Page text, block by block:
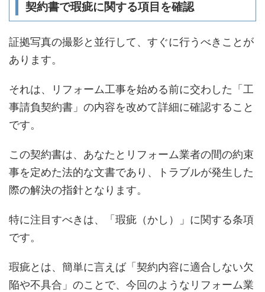
契約書で瑕疵に関する項目を確認
証拠写真の撮影と並行して、すぐに行うべきことが
あります。
それは、リフォーム工事を始める前に交わした「工
事請負契約書」の内容を改めて詳細に確認すること
です。
この契約書は、あなたとリフォーム業者の間の約束
事を定めた法的な文書であり、トラブルが発生した
際の解決の指針となります。
特に注目すべきは、「瑕疵（かし）」に関する条項
です。
瑕疵とは、簡単に言えば「契約内容に適合しない欠
陥や不具合」のことで、今回のようなリフォーム業